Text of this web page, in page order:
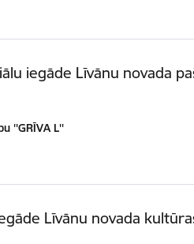
iegāde Līvānu novada
''GRĪVA L''
Līvānu novada